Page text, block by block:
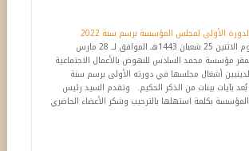
بمقر مؤسسة محمد السادس للنهوض بالأعمال الاجتماعية
أشغال مجلسها في دورته الأولى برسم سنة
عن بُعد بآيات بينات من الذكر الحكيم. وتقدم السيد رئيس